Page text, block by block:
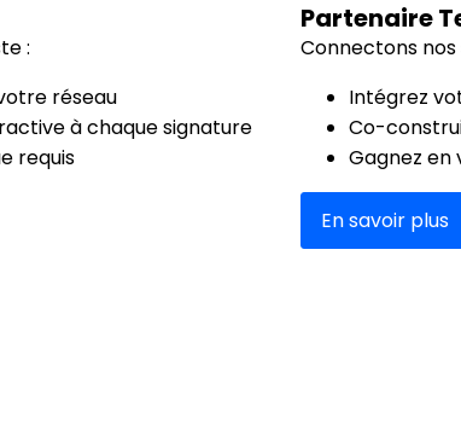
:
réseau
à chaque signature
requis
Partenaire
Connectons
Intégrez
Co-
Gagnez en
En savoir plus